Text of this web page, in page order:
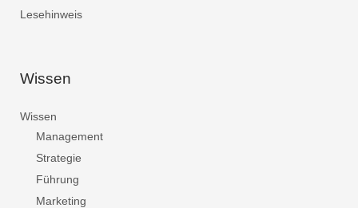
Lesehinweis
Wissen
Wissen
Management
Strategie
Führung
Marketing